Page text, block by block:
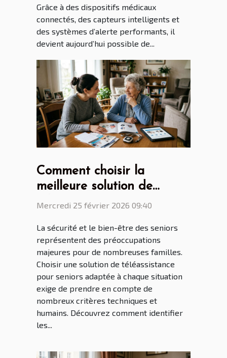
Grâce à des dispositifs médicaux
connectés, des capteurs intelligents et
des systèmes d’alerte performants, il
devient aujourd’hui possible de...
Comment choisir la
meilleure solution de
téléassistance pour seniors
spécifiques ?
Mercredi 25 février 2026 09:40
La sécurité et le bien-être des seniors
représentent des préoccupations
majeures pour de nombreuses familles.
Choisir une solution de téléassistance
pour seniors adaptée à chaque situation
exige de prendre en compte de
nombreux critères techniques et
humains. Découvrez comment identifier
les...